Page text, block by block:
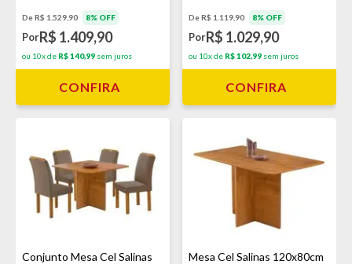
De R$ 1.529,90 8% OFF
PorR$ 1.409,90
ou 10x de R$ 140,99 sem juros
CONFIRA
De R$ 1.119,90 8% OFF
PorR$ 1.029,90
ou 10x de R$ 102,99 sem juros
CONFIRA
Conjunto Mesa Cel Salinas
Mesa Cel Salinas 120x80cm